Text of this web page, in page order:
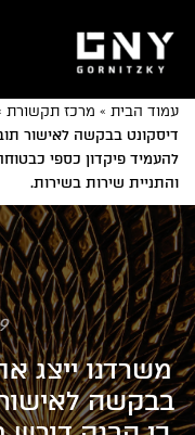
עמוד הבית » מרכז תקשורת
דיסקונט בבקשה לאישור
להעמיד פיקדון כספי
והתניית שירות בשירות.
29
משרדנו ייצג
בבקשה לאישור